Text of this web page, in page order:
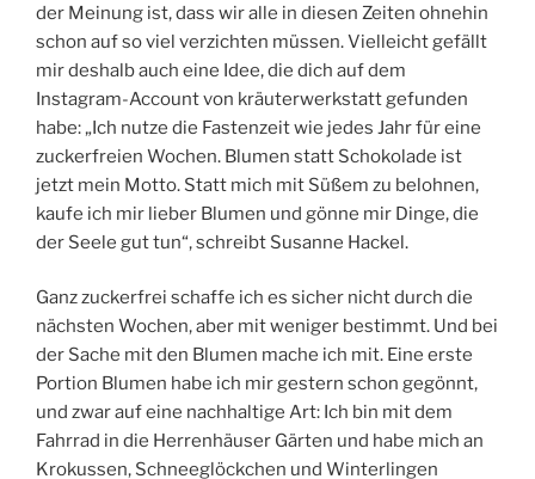
der Meinung ist, dass wir alle in diesen Zeiten ohnehin
schon auf so viel verzichten müssen. Vielleicht gefällt
mir deshalb auch eine Idee, die dich auf dem
Instagram-Account von kräuterwerkstatt gefunden
habe: „Ich nutze die Fastenzeit wie jedes Jahr für eine
zuckerfreien Wochen. Blumen statt Schokolade ist
jetzt mein Motto. Statt mich mit Süßem zu belohnen,
kaufe ich mir lieber Blumen und gönne mir Dinge, die
der Seele gut tun“, schreibt Susanne Hackel.
Ganz zuckerfrei schaffe ich es sicher nicht durch die
nächsten Wochen, aber mit weniger bestimmt. Und bei
der Sache mit den Blumen mache ich mit. Eine erste
Portion Blumen habe ich mir gestern schon gegönnt,
und zwar auf eine nachhaltige Art: Ich bin mit dem
Fahrrad in die Herrenhäuser Gärten und habe mich an
Krokussen, Schneeglöckchen und Winterlingen